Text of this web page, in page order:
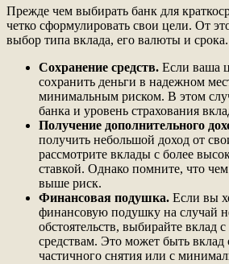
Прежде чем выбирать банк для
четко сформулировать свои цели. От
выбор типа вклада, его валюты и срока.
Сохранение средств. Если ваша
сохранить деньги в надежном
минимальным риском. В этом
банка и уровень страхования
Получение дополнительного
получить небольшой доход от
рассмотрите вклады с более
ставкой. Однако помните, что
выше риск.
Финансовая подушка. Если вы
финансовую подушку на случай
обстоятельств, выбирайте вклад
средствам. Это может быть
частичного снятия или с